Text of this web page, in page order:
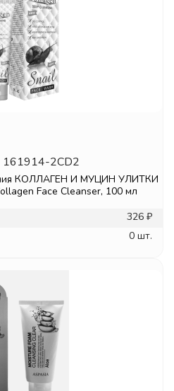
161914-2CD2
КОЛЛАГЕН И МУЦИН УЛИТКИ
Face Cleanser, 100 мл
326 ₽
0 шт.